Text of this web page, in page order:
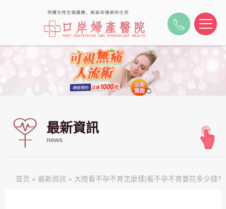
最新資訊
news
首页 » 最新資訊 » 大陸看不孕不育怎麼樣|看不孕不育要花多少錢?